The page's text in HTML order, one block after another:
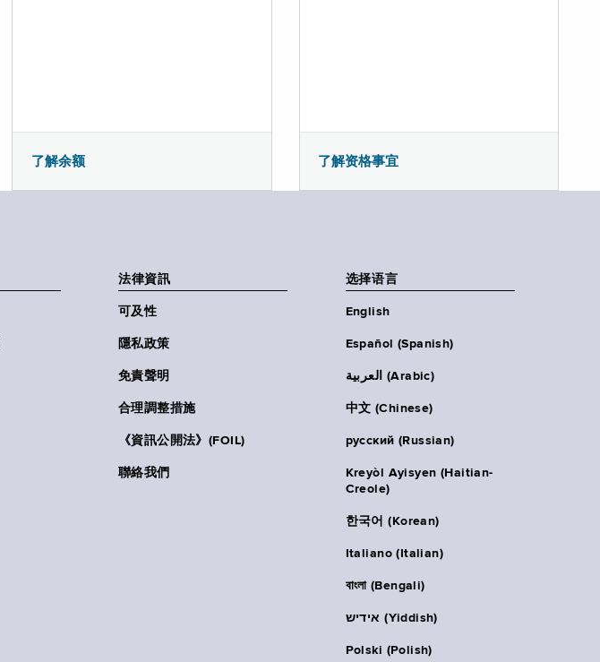
了解余额 了解资格事宜
法律資訊
可及性
隱私政策
免責聲明
合理調整措施
《資訊公開法》(FOIL)
聯絡我們
选择语言
English
Español (Spanish)
العربية (Arabic)
中文 (Chinese)
русский (Russian)
Kreyòl Ayisyen (Haitian-
Creole)
한국어 (Korean)
Italiano (Italian)
বাংলা (Bengali)
אידיש (Yiddish)
Polski (Polish)